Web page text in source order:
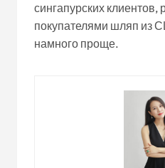
сингапурских клиентов,
покупателями шляп из
намного проще.